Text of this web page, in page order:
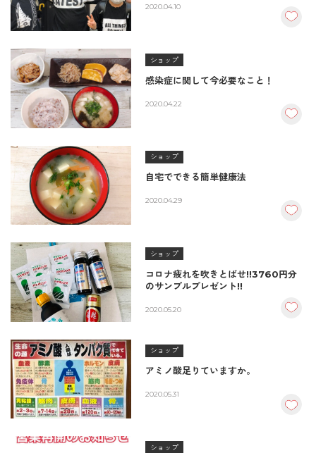
2020.04.10
ショップ
感染症に関して今必要なこと！
2020.04.22
ショップ
自宅でできる簡単健康法
2020.04.29
ショップ
コロナ疲れを吹きとばせ!!3760円分
のサンプルプレゼント!!
2020.05.20
ショップ
アミノ酸足りていますか。
2020.05.31
ショップ